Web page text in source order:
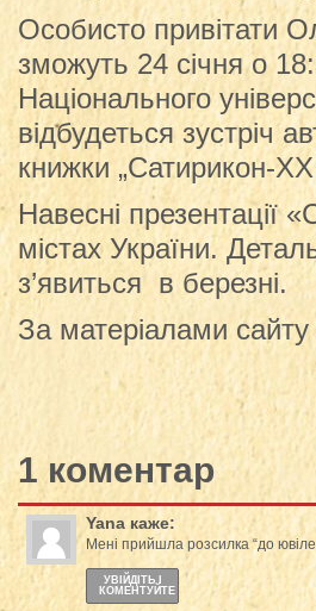
Особисто привітати
зможуть 24 січня о
Національного
відбудеться зустріч
книжки „Сатирикон-
Навесні презентації
містах України.
з’явиться в березні.
За матеріалами
1 коментар
Yana каже:
Мені прийшла розсилка “до
УВІЙДІТЬ І
КОМЕНТУЙТЕ